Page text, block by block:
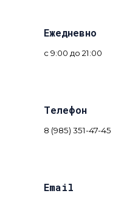
Ежедневно
с 9:00 до 21:00
Телефон
8 (985) 351-47-45
Email